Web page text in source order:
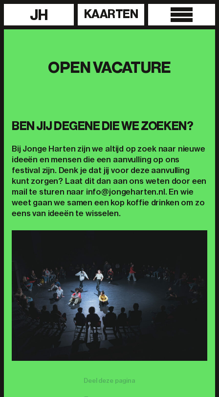
JH KAARTEN
OPEN VACATURE
BEN JIJ DEGENE DIE WE ZOEKEN?
Bij Jonge Harten zijn we altijd op zoek naar nieuwe
ideeën en mensen die een aanvulling op ons
festival zijn. Denk je dat jij voor deze aanvulling
kunt zorgen? Laat dit dan aan ons weten door een
mail te sturen naar info@jongeharten.nl. En wie
weet gaan we samen een kop koffie drinken om zo
eens van ideeën te wisselen.
Deel deze pagina